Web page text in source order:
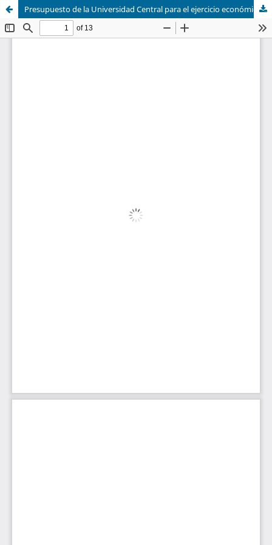
Presupuesto de la Universidad Central para el ejercicio económico de 1941